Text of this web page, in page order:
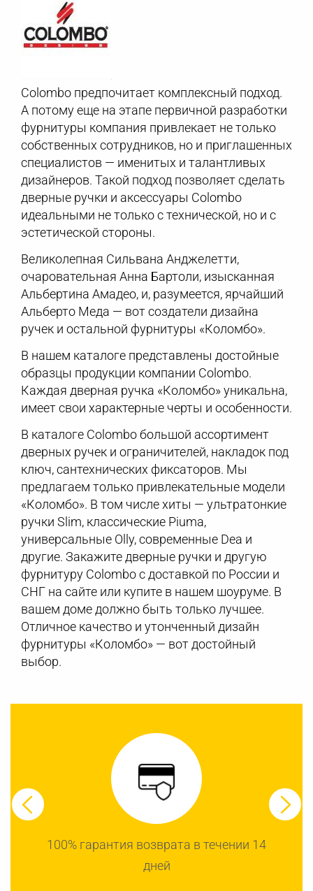
Colombo предпочитает комплексный подход.
А потому еще на этапе первичной разработки
фурнитуры компания привлекает не только
собственных сотрудников, но и приглашенных
специалистов — именитых и талантливых
дизайнеров. Такой подход позволяет сделать
дверные ручки и аксессуары Colombo
идеальными не только с технической, но и с
эстетической стороны.
Великолепная Сильвана Анджелетти,
очаровательная Анна Бартоли, изысканная
Альбертина Амадео, и, разумеется, ярчайший
Альберто Меда — вот создатели дизайна
ручек и остальной фурнитуры «Коломбо».
В нашем каталоге представлены достойные
образцы продукции компании Colombo.
Каждая дверная ручка «Коломбо» уникальна,
имеет свои характерные черты и особенности.
В каталоге Colombo большой ассортимент
дверных ручек и ограничителей, накладок под
ключ, сантехнических фиксаторов. Мы
предлагаем только привлекательные модели
«Коломбо». В том числе хиты — ультратонкие
ручки Slim, классические Piuma,
универсальные Olly, современные Dea и
другие. Закажите дверные ручки и другую
фурнитуру Colombo с доставкой по России и
СНГ на сайте или купите в нашем шоуруме. В
вашем доме должно быть только лучшее.
Отличное качество и утонченный дизайн
фурнитуры «Коломбо» — вот достойный
выбор.
100% гарантия возврата в течении 14
дней